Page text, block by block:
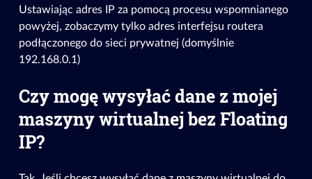
Ustawiając adres IP za pomocą procesu wspomnianego
powyżej, zobaczymy tylko adres interfejsu routera
podłączonego do sieci prywatnej (domyślnie
192.168.0.1)
Czy mogę wysyłać dane z mojej
maszyny wirtualnej bez Floating
IP?